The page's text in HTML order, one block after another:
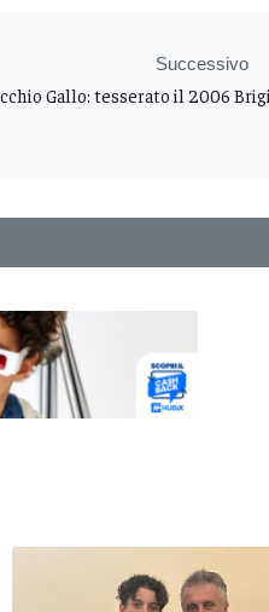
Successivo
Gallo: tesserato il 2006